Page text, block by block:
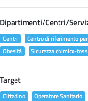
Dipartimenti/Centri/
Centri Centro di riferimento
Obesità
Sicurezza chimico-
Target
Cittadino Operatore Sanitario